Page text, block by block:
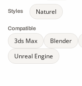
Styles Naturel
Compatible
3ds Max Blender
Unreal Engine